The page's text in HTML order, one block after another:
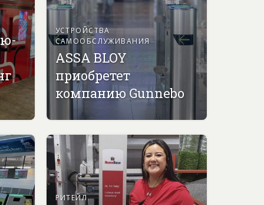
УСТРОЙСТВА
САМООБСЛУЖИВАНИЯ
ASSA BLOY
приобретет
компанию Gunnebo
РИТЕЙЛ